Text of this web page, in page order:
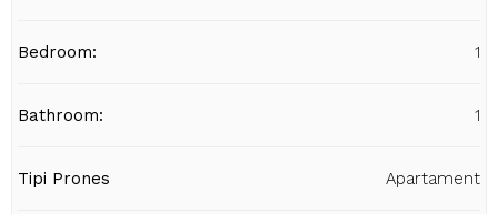
Bedroom: 1
Bathroom: 1
Tipi Prones Apartament